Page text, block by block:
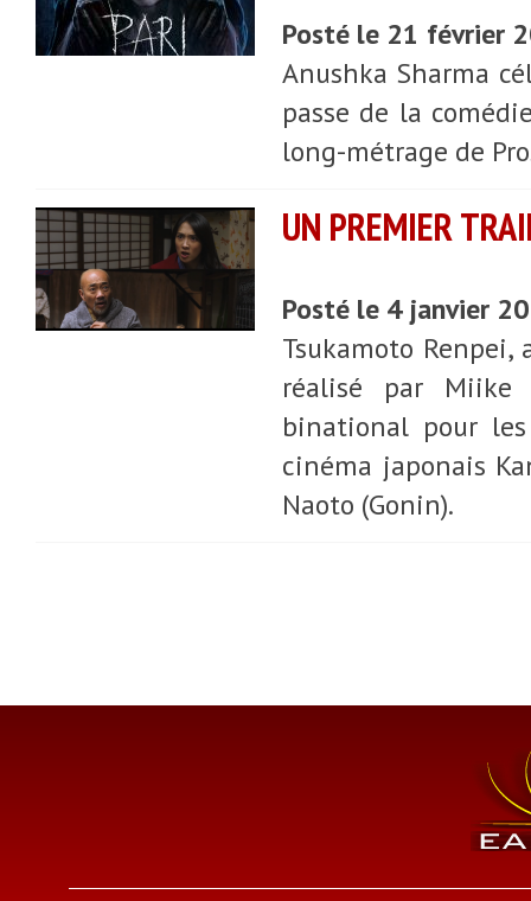
Posté le 21 février
Anushka Sharma
passe de la
long-métrage de
UN PREMIER
Posté le 4 janvier
Tsukamoto
réalisé par Miike
binational pour
cinéma japonais
Naoto (Gonin).